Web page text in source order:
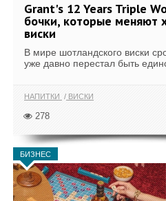
Grant's 12 Years Triple
бочки, которые меняют
виски
В мире шотландского виски
уже давно перестал быть
НАПИТКИ ВИСКИ
278
БИЗНЕС